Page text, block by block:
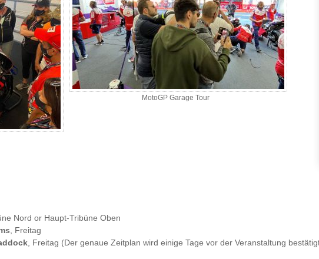
MotoGP Garage Tour
Nord or Haupt-Tribüne Oben
, Freitag
, Freitag (Der genaue Zeitplan wird einige Tage vor der Veranstaltung